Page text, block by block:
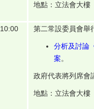
地點：立法會大樓
10:00 第二常設委員會舉
分析及討論
案。
政府代表將列席會
地點：立法會大樓